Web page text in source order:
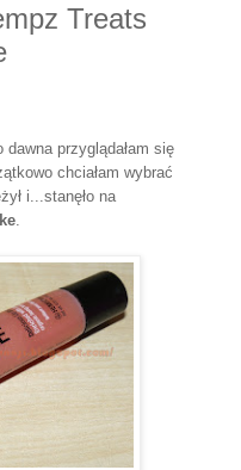
Treats
przyglądałam się
chciałam wybrać
i...stanęło na
.